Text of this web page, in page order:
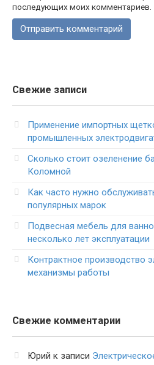
последующих моих комментариев.
Свежие записи
Применение импортных
промышленных
Сколько стоит озеленение
Коломной
Как часто нужно
популярных марок
Подвесная мебель для
несколько лет эксплуатации
Контрактное производство
механизмы работы
Свежие комментарии
Юрий к записи